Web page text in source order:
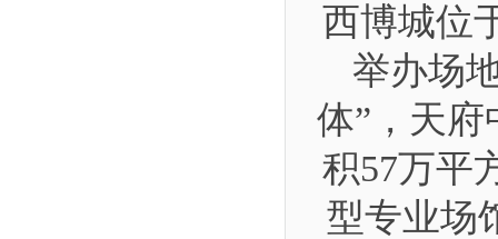
西博城位
举办场
体”，天府
积57万平
型专业场